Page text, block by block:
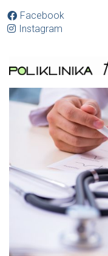
Facebook
Instagram